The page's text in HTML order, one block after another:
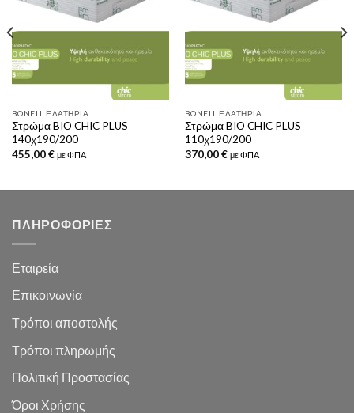
BONELL ΕΛΑΤΉΡΙΑ
Στρώμα BIO CHIC PLUS
140χ190/200
455,00€ με ΦΠΑ
BONELL ΕΛΑΤΉΡΙΑ
Στρώμα BIO CHIC PLUS
110χ190/200
370,00€ με ΦΠΑ
ΠΛΗΡΟΦΟΡΙΕΣ
Εταιρεία
Επικοινωνία
Τρόποι αποστολής
Τρόποι πληρωμής
Πολιτική Προστασίας
Όροι Χρήσης